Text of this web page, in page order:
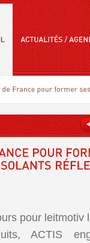
pour leitmotiv
ACTIS